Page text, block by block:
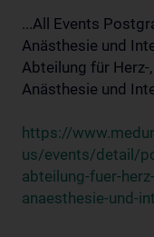
...All Events
Anästhesie und
Abteilung für Herz-
Anästhesie und
https://
us/events/detail/
abteilung-fuer-
anaesthesie-und-